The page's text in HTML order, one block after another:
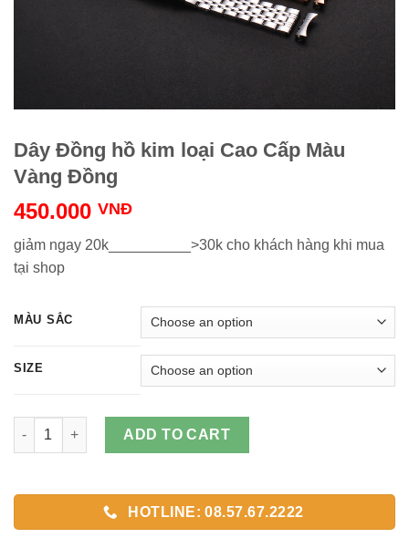
Dây Đồng hồ kim loại Cao Cấp Màu
Vàng Đồng
450.000 VNĐ
giảm ngay 20k__________>30k cho khách hàng khi mua
tại shop
MÀU SẮC
SIZE
Dây Đồng hồ kim loại Cao Cấp Màu Vàng Đồng quantity
ADD TO CART
HOTLINE: 08.57.67.2222